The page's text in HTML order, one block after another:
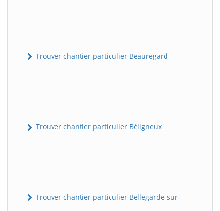
Trouver chantier particulier Beauregard
Trouver chantier particulier Béligneux
Trouver chantier particulier Bellegarde-sur-